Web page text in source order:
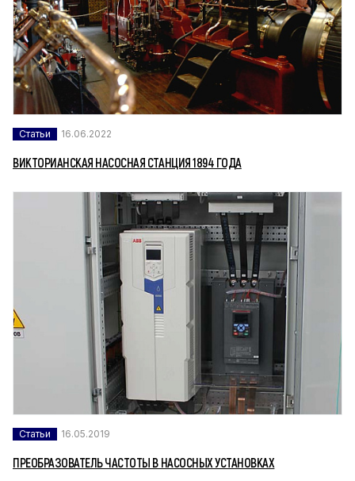
Статьи 16.06.2022
ВИКТОРИАНСКАЯ НАСОСНАЯ СТАНЦИЯ 1894 ГОДА
Статьи 16.05.2019
ПРЕОБРАЗОВАТЕЛЬ ЧАСТОТЫ В НАСОСНЫХ УСТАНОВКАХ